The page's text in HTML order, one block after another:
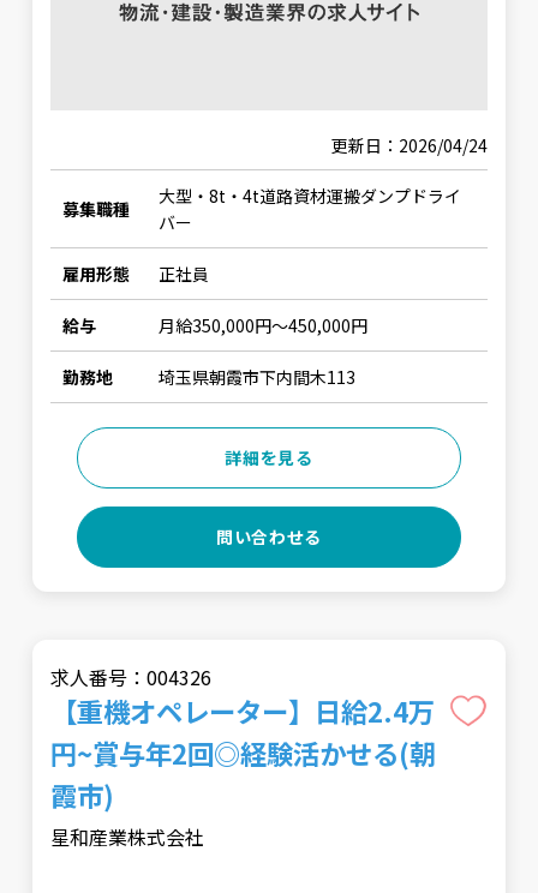
更新日：2026/04/24
募集職種
大型・8t・4t道路資材運搬ダンプドライ
バー
雇用形態 正社員
給与 月給350,000円〜450,000円
勤務地 埼玉県朝霞市下内間木113
詳細を見る
問い合わせる
求人番号：004326
【重機オペレーター】日給2.4万
円~賞与年2回◎経験活かせる(朝
霞市)
星和産業株式会社